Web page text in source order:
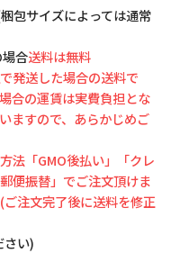
包サイズによっては通常
合送料は無料
発送した場合の送料で
合の運賃は実費負担とな
ますので、あらかじめご
法「GMO後払い」「クレ
便振替」でご注文頂けま
注文完了後に送料を修正
さい)